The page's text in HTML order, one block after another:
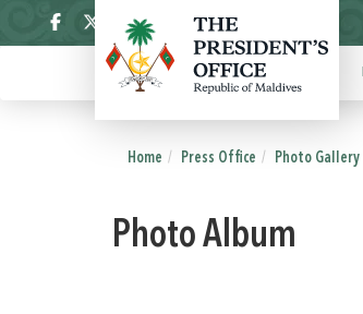
Home Press Office Photo Gallery
Photo Album